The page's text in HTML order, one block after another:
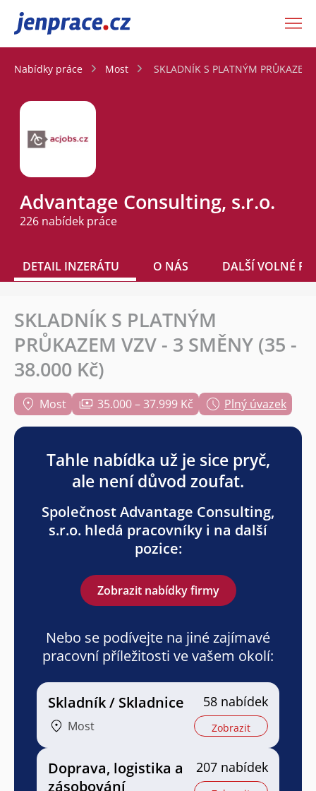
JenPráce.cz
Nabídky práce Most SKLADNÍK S PLATNÝM
Advantage Consulting, s.r.o.
226 nabídek práce
DETAIL INZERÁTU O NÁS DALŠÍ VOLNÉ
SKLADNÍK S PLATNÝM
PRŮKAZEM VZV - 3 SMĚNY (35 -
38.000 Kč)
Most 35.000 – 37.999 Kč Plný úvazek
Tahle nabídka už je sice pryč,
ale není důvod zoufat.
Společnost Advantage Consulting,
s.r.o. hledá pracovníky i na další
pozice:
Zobrazit nabídky firmy
Nebo se podívejte na jiné zajímavé
pracovní příležitosti ve vašem okolí:
Skladník / Skladnice
Most
58 nabídek
Zobrazit
Doprava, logistika a
zásobování
207 nabídek